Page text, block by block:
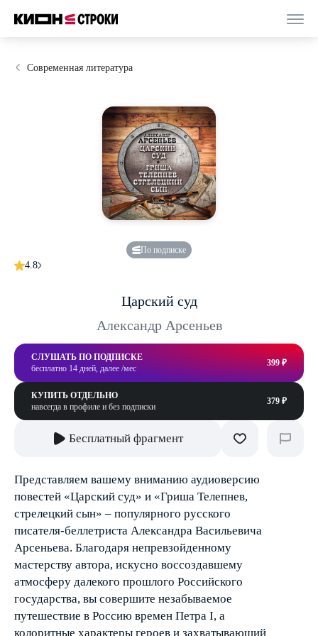
Современная литература
По подписке
4.8
Царский суд
Александр Арсеньев
СЛУШАТЬ ПО ПОДПИСКЕ
бесплатно 14 дней, далее /мес
399 ₽
КУПИТЬ ОТДЕЛЬНО
навсегда в профиле и без подписки
379 ₽
Бесплатный фрагмент
Представляем вашему вниманию аудиоверсию
повестей «Царский суд» и «Гриша Телепнев,
стрелецкий сын» – популярного русского
писателя-беллетриста Александра Васильевича
Арсеньева. Благодаря непревзойденному
мастерству автора, искусно воссоздавшему
атмосферу далекого прошлого Российского
государства, вы совершите незабываемое
путешествие в Россию времен Петра I, а
колоритные характеры героев и захватывающий